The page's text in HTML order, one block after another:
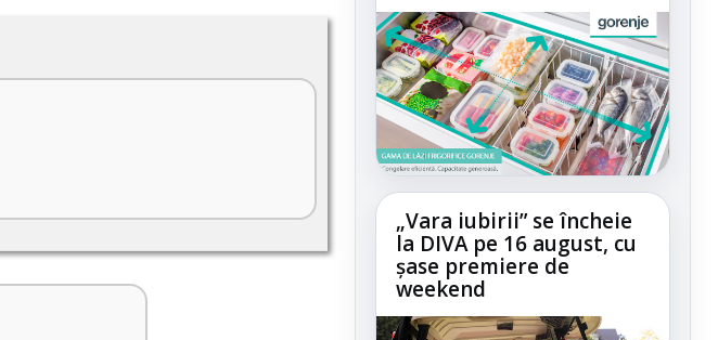
„Vara iubirii” se încheie
la DIVA pe 16 august, cu
șase premiere de
weekend